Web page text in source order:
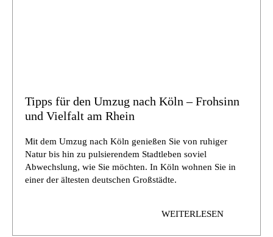
Tipps für den Umzug nach Köln – Frohsinn
und Vielfalt am Rhein
Mit dem Umzug nach Köln genießen Sie von ruhiger
Natur bis hin zu pulsierendem Stadtleben soviel
Abwechslung, wie Sie möchten. In Köln wohnen Sie in
einer der ältesten deutschen Großstädte.
WEITERLESEN